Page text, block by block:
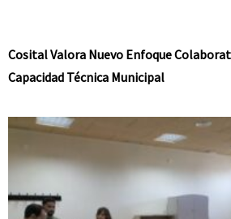
Cosital Valora Nuevo Enfoque
Capacidad Técnica Municipal